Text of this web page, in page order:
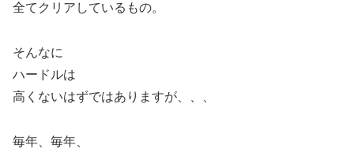
全てクリアしているもの。
そんなに
ハードルは
高くないはずではありますが、、、
毎年、毎年、